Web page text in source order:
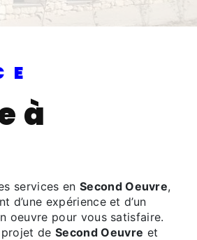
services en Second Oeuvre,
d’une expérience et d’un
oeuvre pour vous satisfaire.
projet deSecond Oeuvre et